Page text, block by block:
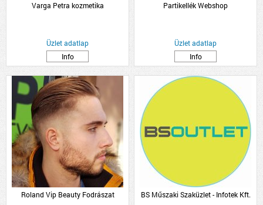
Varga Petra kozmetika
Üzlet adatlap
Info
Partikellék Webshop
Üzlet adatlap
Info
Roland Vip Beauty Fodrászat BS Műszaki Szaküzlet - Infotek Kft.